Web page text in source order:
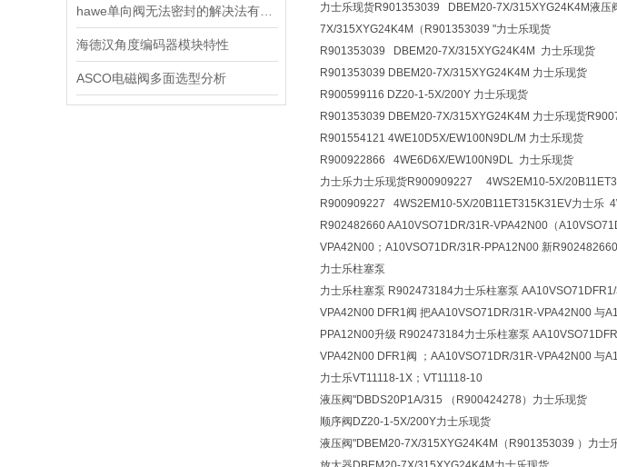
海德汉角度编码器模块特性
ASCO电磁阀多面选型分析
力士乐现货R901353039 DBEM20-7X/315XYG24K4M液压
7X/315XYG24K4M（R901353039 "力士乐现货
R901353039 DBEM20-7X/315XYG24K4M 力士乐现货
R901353039 DBEM20-7X/315XYG24K4M 力士乐现货
R900599116 DZ20-1-5X/200Y 力士乐现货
R901353039 DBEM20-7X/315XYG24K4M 力士乐现货
R901554121 4WE10D5X/EW100N9DL/M 力士乐现货
R900922866 4WE6D6X/EW100N9DL 力士乐现货
力士乐力士乐现货R900909227 4WS2EM10-5X/
R900909227 4WS2EM10-5X/20B11ET315K31EV力士乐
R902482660 AA10VSO71DR/31R-VPA42N00（
VPA42N00；A10VSO71DR/31R-PPA12N00 新
力士乐柱塞泵
力士乐柱塞泵 R902473184力士乐柱塞泵
VPA42N00 DFR1阀 把AA10VSO71DR/31R-VPA42N00 与
PPA12N00升级 R902473184力士乐柱塞泵
VPA42N00 DFR1阀 ；AA10VSO71DR/31R-VPA42N00 与
力士乐VT11118-1X；VT11118-10
液压阀"DBDS20P1A/315 （R900424278）力士乐现货
顺序阀 DZ20-1-5X/200Y力士乐现货
液压阀"DBEM20-7X/315XYG24K4M（R901353039 ）力士